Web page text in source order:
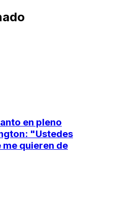
en pleno
"Ustedes
quieren de